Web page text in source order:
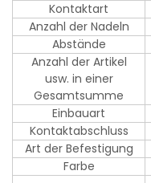
Kontaktart
Anzahl der Nadeln
Abstände
Anzahl der Artikel
usw. in einer
Gesamtsumme
Einbauart
Kontaktabschluss
Art der Befestigung
Farbe